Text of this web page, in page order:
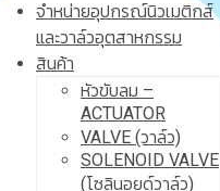
จำหน่ายอุปกรณ์นิวเมติกส์
และวาล์วอุตสาหกรรม
สินค้า
หัวขับลม –
ACTUATOR
VALVE (วาล์ว)
SOLENOID VALVE
(โซลินอยด์วาล์ว)